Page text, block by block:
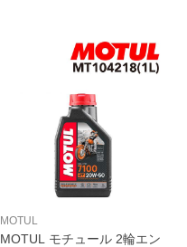
MOTUL
MOTUL モチュール 2輪エン